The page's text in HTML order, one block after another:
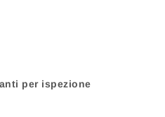
per ispezione